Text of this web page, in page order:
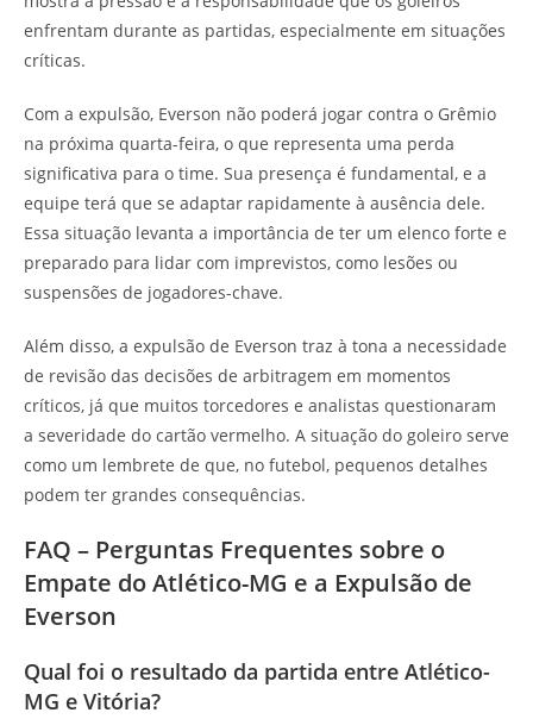
enfrentam durante as partidas, especialmente em situações
críticas.
Com a expulsão, Everson não poderá jogar contra o Grêmio
na próxima quarta-feira, o que representa uma perda
significativa para o time. Sua presença é fundamental, e a
equipe terá que se adaptar rapidamente à ausência dele.
Essa situação levanta a importância de ter um elenco forte e
preparado para lidar com imprevistos, como lesões ou
suspensões de jogadores-chave.
Além disso, a expulsão de Everson traz à tona a necessidade
de revisão das decisões de arbitragem em momentos
críticos, já que muitos torcedores e analistas questionaram
a severidade do cartão vermelho. A situação do goleiro serve
como um lembrete de que, no futebol, pequenos detalhes
podem ter grandes consequências.
FAQ – Perguntas Frequentes sobre o
Empate do Atlético-MG e a Expulsão de
Everson
Qual foi o resultado da partida entre Atlético-
MG e Vitória?